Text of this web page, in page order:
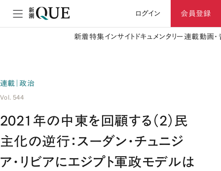
ログイン 会員登録
新着特集 インサイト ドキュメンタリー 連載動画
連載｜政治
Vol. 544
2021年の中東を回顧する（2）民
主化の逆行：スーダン・チュニジ
ア・リビアにエジプト軍政モデルは